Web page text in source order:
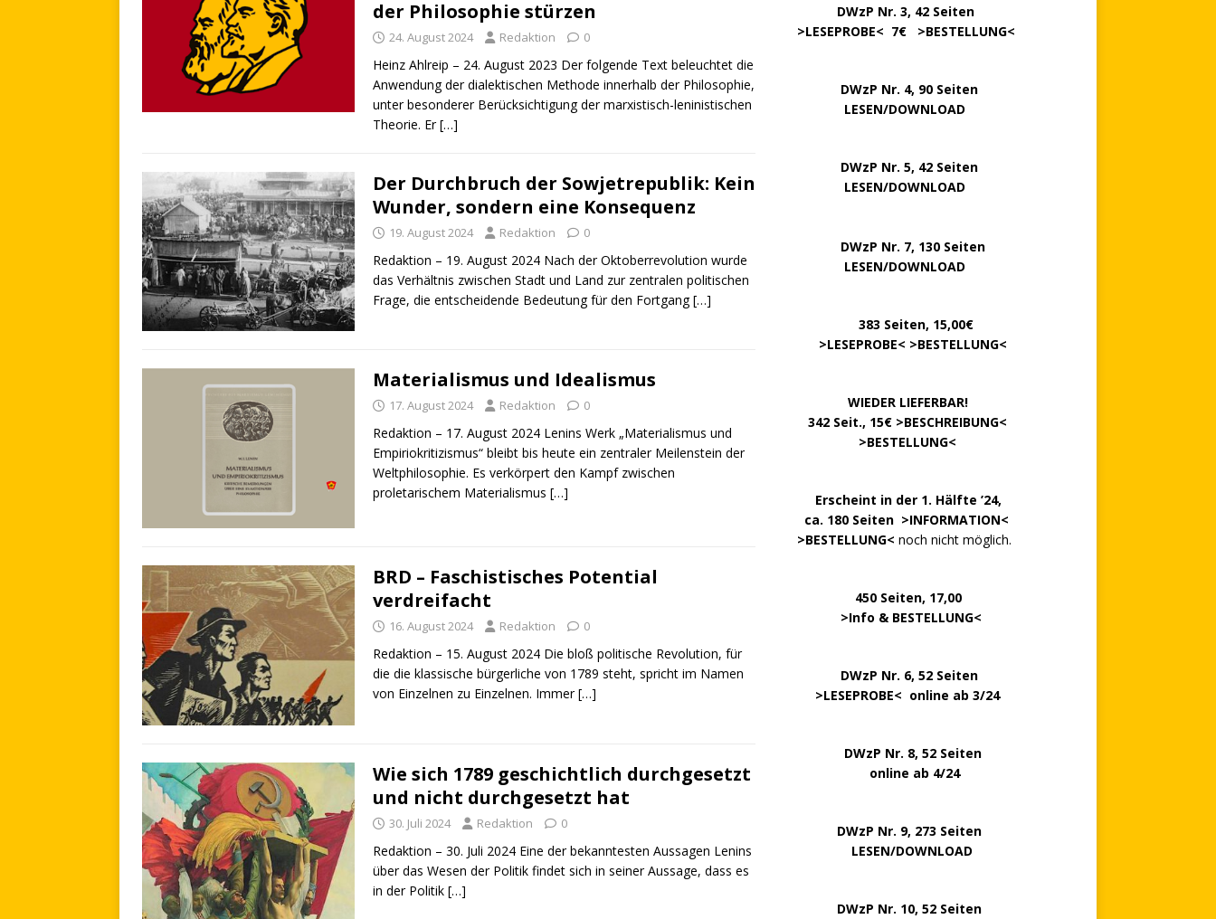
der Philosophie stürzen
24. August 2024 Redaktion 0
Heinz Ahlreip – 24. August 2023 Der folgende Text beleuchtet die
Anwendung der dialektischen Methode innerhalb der Philosophie,
unter besonderer Berücksichtigung der marxistisch-leninistischen
Theorie. Er[…]
Der Durchbruch der Sowjetrepublik: Kein
Wunder, sondern eine Konsequenz
19. August 2024 Redaktion 0
Redaktion – 19. August 2024 Nach der Oktoberrevolution wurde
das Verhältnis zwischen Stadt und Land zur zentralen politischen
Frage, die entscheidende Bedeutung für den Fortgang[…]
Materialismus und Idealismus
17. August 2024 Redaktion 0
Redaktion – 17. August 2024 Lenins Werk „Materialismus und
Empiriokritizismus“ bleibt bis heute ein zentraler Meilenstein der
Weltphilosophie. Es verkörpert den Kampf zwischen
proletarischem Materialismus […]
BRD – Faschistisches Potential
verdreifacht
16. August 2024 Redaktion 0
Redaktion – 15. August 2024 Die bloß politische Revolution, für
die die klassische bürgerliche von 1789 steht, spricht im Namen
von Einzelnen zu Einzelnen. Immer[…]
Wie sich 1789 geschichtlich durchgesetzt
und nicht durchgesetzt hat
30. Juli 2024 Redaktion 0
Redaktion – 30. Juli 2024 Eine der bekanntesten Aussagen Lenins
über das Wesen der Politik findet sich in seiner Aussage, dass es
in der Politik […]
DWzP Nr. 3, 42 Seiten
>LESEPROBE< 7€ >BESTELLUNG<
DWzP Nr. 4, 90 Seiten
LESEN/DOWNLOAD
DWzP Nr. 5, 42 Seiten
LESEN/DOWNLOAD
DWzP Nr. 7, 130 Seiten
LESEN/DOWNLOAD
383 Seiten, 15,00€
>LESEPROBE< >BESTELLUNG<
WIEDER LIEFERBAR!
342 Seit., 15€ >BESCHREIBUNG<
>BESTELLUNG<
Erscheint in der 1. Hälfte ’24,
ca. 180 Seiten >INFORMATION<
>BESTELLUNG< noch nicht möglich.
450 Seiten, 17,00
>Info & BESTELLUNG<
DWzP Nr. 6, 52 Seiten
>LESEPROBE< online ab 3/24
DWzP Nr. 8, 52 Seiten
online ab 4/24
DWzP Nr. 9, 273 Seiten
LESEN/DOWNLOAD
DWzP Nr. 10, 52 Seiten